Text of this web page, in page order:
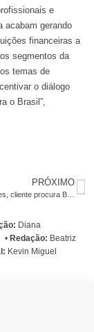
e
acabam gerando
financeiras a
segmentos da
temas de
o diálogo
o Brasil”,
PRÓXIMO
Com juros menores, cliente procura BB e Caixa e ameaça trocar de banco
Diana
• Redação: Beatriz
Kevin Miguel